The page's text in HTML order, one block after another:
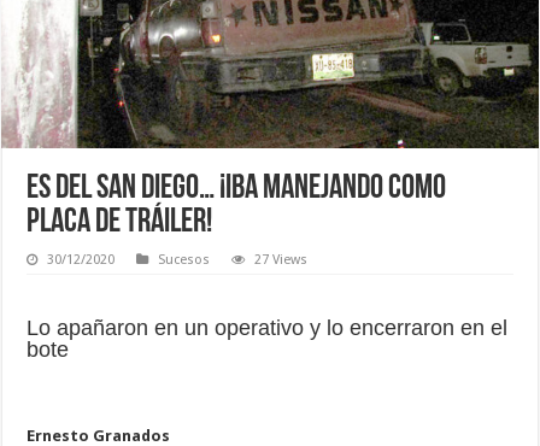
Es del San Diego… ¡Iba manejando como
placa de tráiler!
30/12/2020 Sucesos 27 Views
Lo apañaron en un operativo y lo encerraron en el
bote
Ernesto Granados